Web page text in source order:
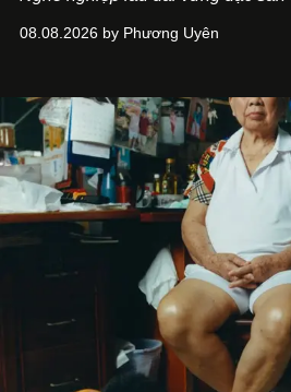
08.08.2026 by Phương Uyên